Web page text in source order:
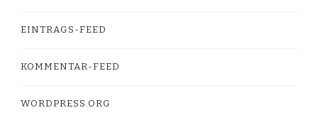
EINTRAGS-FEED
KOMMENTAR-FEED
WORDPRESS.ORG